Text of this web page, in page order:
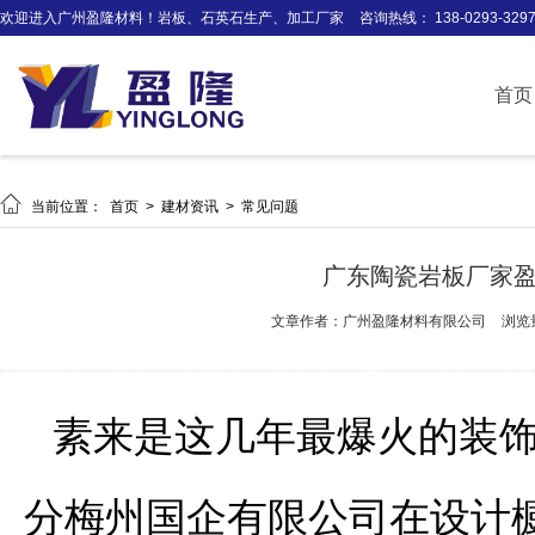
欢迎进入广州盈隆材料！岩板、石英石生产、加工厂家 咨询热线： 138-0293-3297
首页
 当前位置： 首页 > 建材资讯 > 常见问题
广东陶瓷岩板厂家
文章作者：广州盈隆材料有限公司 浏览
素来是这几年最爆火的装
分梅州国企有限公司在设计